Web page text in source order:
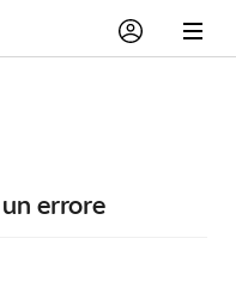
errore